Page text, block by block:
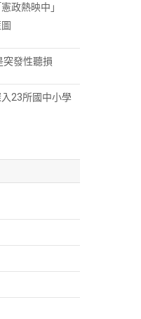
憲政熱映中」
突發性聽損
23所國中小學